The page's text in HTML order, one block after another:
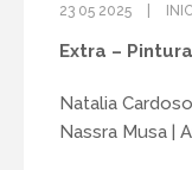
23 05 2025
Extra – Pintura
Natalia
Nassra Musa |